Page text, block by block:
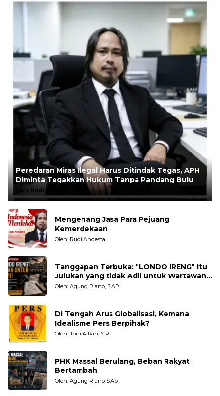
Peredaran Miras Ilegal Harus Ditindak Tegas, APH
Diminta Tegakkan Hukum Tanpa Pandang Bulu
Oleh: Rudi Andesta
Mengenang Jasa Para Pejuang
Kemerdekaan
Oleh: Rudi Andesta
Tanggapan Terbuka: "LONDO IRENG" Itu
Julukan yang tidak Adil untuk Wartawan,
Pengamat dan LSM
Oleh: Agung Riano, S.AP
Di Tengah Arus Globalisasi, Kemana
Idealisme Pers Berpihak?
Oleh: Toni Alfian, S.P.
PHK Massal Berulang, Beban Rakyat
Bertambah
Oleh: Agung Riano S.Ap